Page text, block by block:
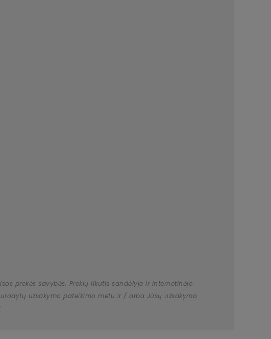
prekės savybės. Prekių likutis sandėlyje ir internetinėje
užsakymo pateikimo metu ir / arba Jūsų užsakymo